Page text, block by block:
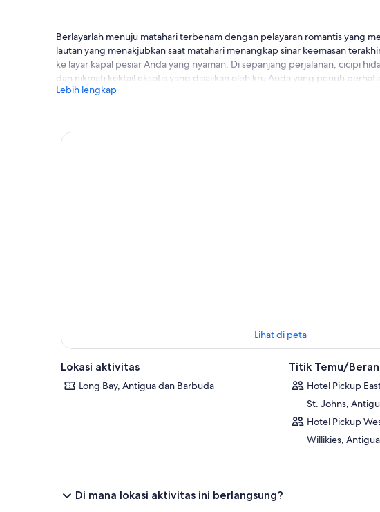
Berlayarlah menuju matahari terbenam dengan pelayaran romantis yang
lautan yang menakjubkan saat matahari menangkap sinar keemasan
ke layar kapal pesiar Anda yang nyaman. Di sepanjang perjalanan, cicipi
dan nikmati koktail eksotis yang disajikan oleh kru Anda yang penuh
Saat hari Anda mulai beranjak sore, berlayarlah menjauh dari pantai untuk
menyenangkan.
Lebih lengkap
Lihat di peta
Lokasi aktivitas
Long Bay, Antigua dan Barbuda
Titik Temu/
Hotel Pickup
St. Johns,
Hotel Pickup
Willikies,
Di mana lokasi aktivitas ini berlangsung?